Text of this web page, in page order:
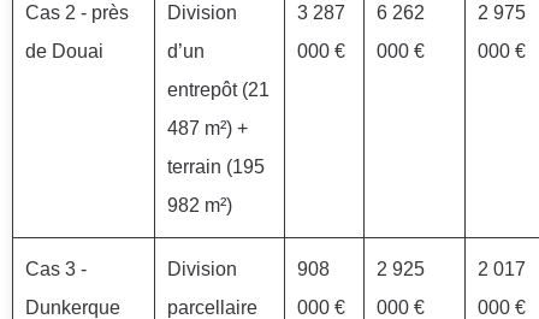
Cas 2 - près
de Douai
Division
d’un
entrepôt (21
487 m²) +
terrain (195
982 m²)
3 287
000 €
6 262
000 €
2 975
000 €
Cas 3 -
Dunkerque
Division
parcellaire
908
000 €
2 925
000 €
2 017
000 €